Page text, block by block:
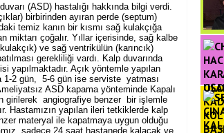
(ASD) hastalığı hakkında bilgi verdi.
birbirinden ayıran perde (septum)
temiz kanın bir kısmı sağ kulakçığa
miktarı çoğalır. Yıllar içerisinde, sağ kalbe
ve sağ ventrikülün (karıncık)
gerekliliği vardı. Kalp duvarında
yapılmaktadır. Açık yöntemle yapılan
1-2 gün, 5-6 gün ise serviste yatması
ASD kapama yönteminde Kapalı
girilerek angiografiye benzer bir işlemle
Hastamızın yapılan ileri tetkiklerde kalp
materyal ile kapatmaya uygun olduğu
sadece 24 saat hastanede kalacak ve